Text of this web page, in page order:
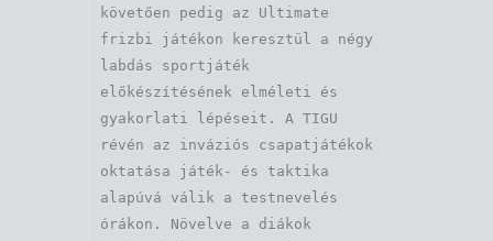
követően pedig az Ultimate
frizbi játékon keresztül a négy
labdás sportjáték
előkészítésének elméleti és
gyakorlati lépéseit. A TIGU
révén az inváziós csapatjátékok
oktatása játék- és taktika
alapúvá válik a testnevelés
órákon. Növelve a diákok